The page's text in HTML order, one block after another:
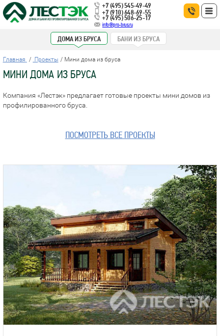
+7 (495) 545-49-49
+7 (910) 648-69-55
+7 (495) 506-25-17
info@pro-brus.ru
ДОМА ИЗ БРУСА БАНИ ИЗ БРУСА
Главная Проекты Мини дома из бруса
МИНИ ДОМА ИЗ БРУСА
Компания «Лестэк» предлагает готовые проекты мини домов из
профилированного бруса.
ПОСМОТРЕТЬ ВСЕ ПРОЕКТЫ